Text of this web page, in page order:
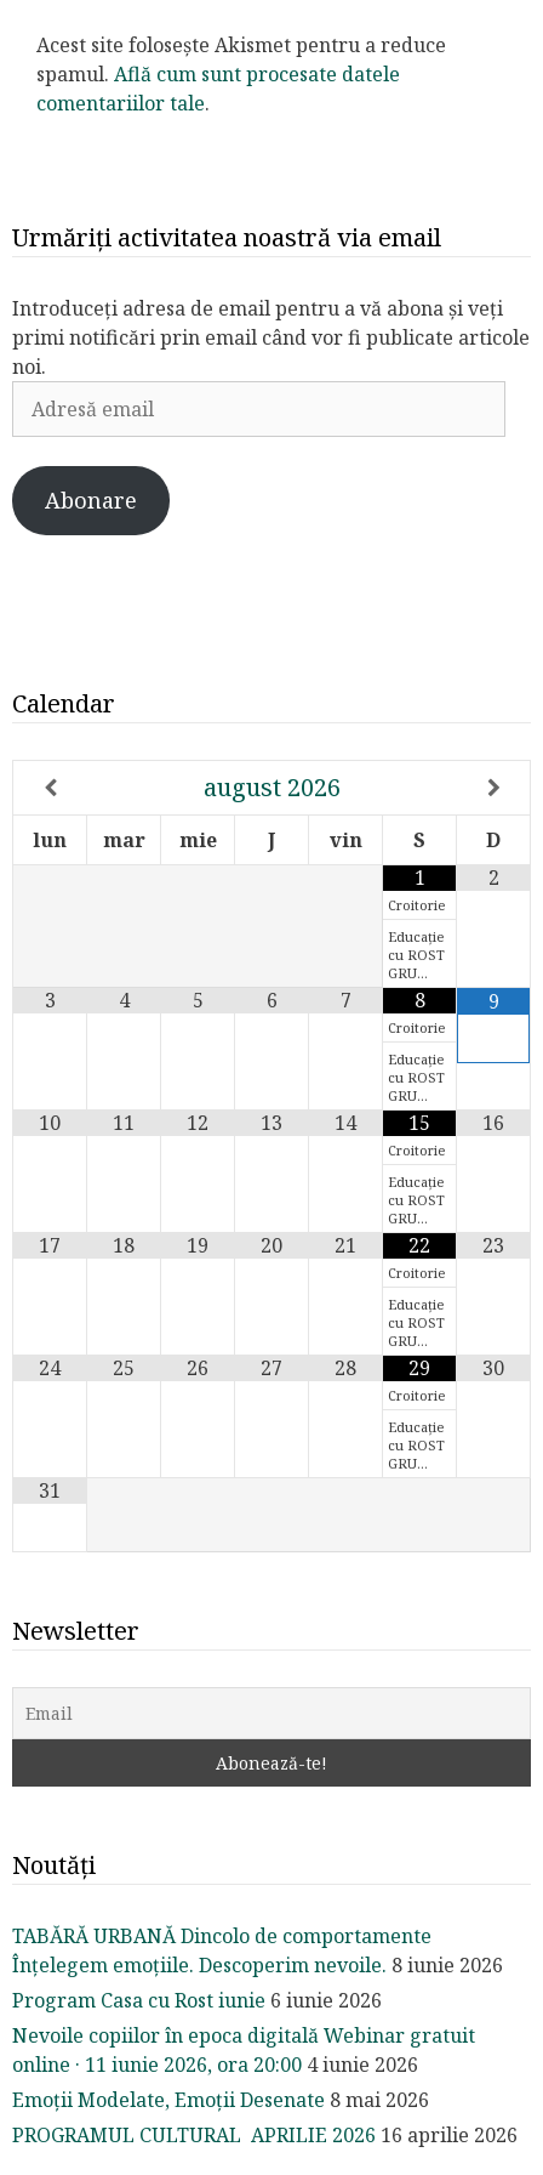
Acest site folosește Akismet pentru a reduce
spamul. Află cum sunt procesate datele
comentariilor tale.
Urmăriți activitatea noastră via email
Introduceți adresa de email pentru a vă abona și veți
primi notificări prin email când vor fi publicate articole
noi.
Adresă
email
Abonare
Calendar
august 2026
lun mar mie J vin S
D
1
Croitorie
Educație
cu ROST
GRU…
2
3 4 5 6 7 8
Croitorie
Educație
cu ROST
GRU…
9
10 11 12 13 14 15
Croitorie
Educație
cu ROST
GRU…
16
17 18 19 20 21 22
Croitorie
Educație
cu ROST
GRU…
23
24 25 26 27 28 29
Croitorie
Educație
cu ROST
GRU…
30
31
Newsletter
Noutăți
TABĂRĂ URBANĂ Dincolo de comportamente
Înțelegem emoțiile. Descoperim nevoile. 8 iunie 2026
Program Casa cu Rost iunie 6 iunie 2026
Nevoile copiilor în epoca digitală Webinar gratuit
online · 11 iunie 2026, ora 20:00 4 iunie 2026
Emoții Modelate, Emoții Desenate 8 mai 2026
PROGRAMUL CULTURAL APRILIE 2026 16 aprilie 2026